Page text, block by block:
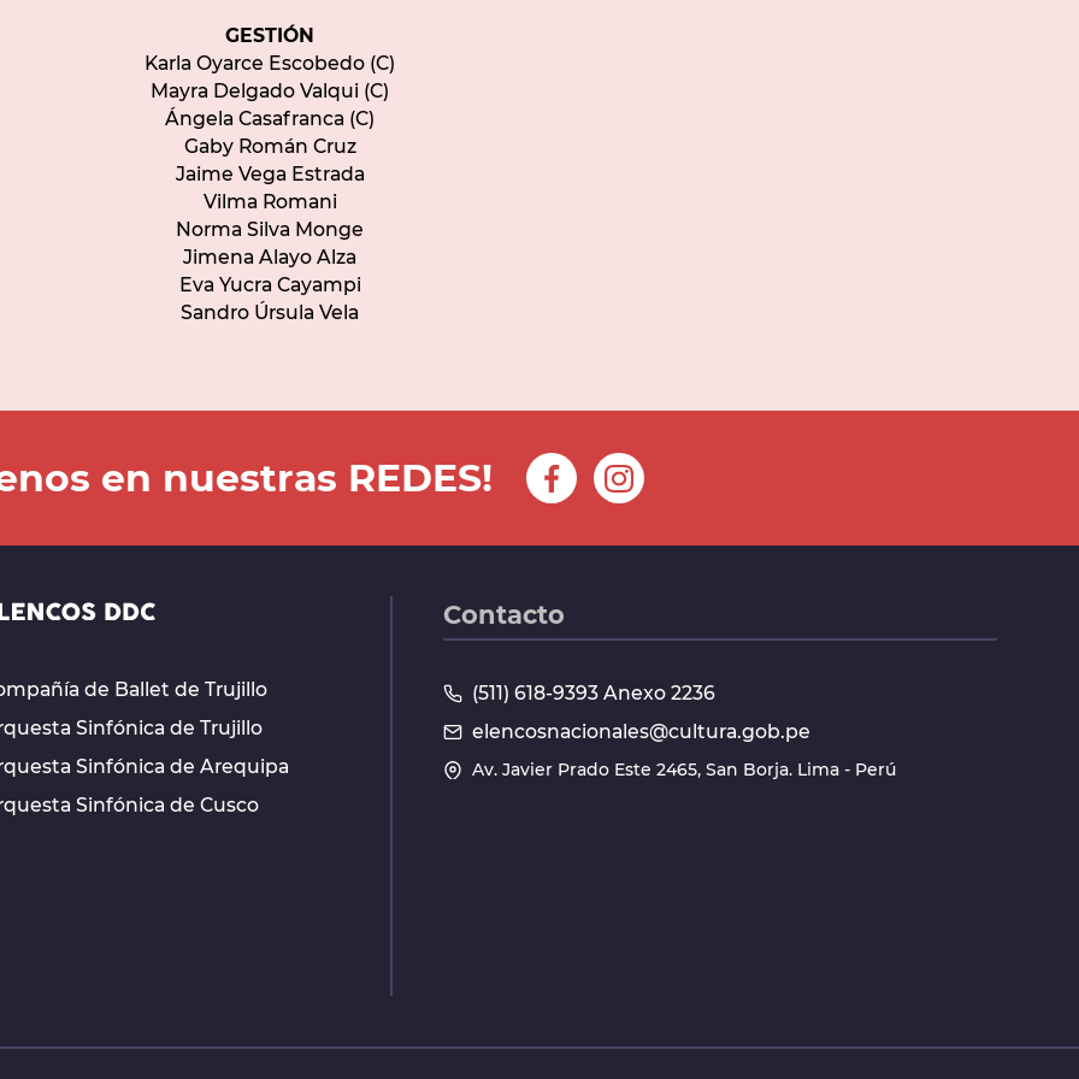
GESTIÓN
Karla Oyarce Escobedo (C)
Mayra Delgado Valqui (C)
Ángela Casafranca (C)
Gaby Román Cruz
Jaime Vega Estrada
Vilma Romani
Norma Silva Monge
Jimena Alayo Alza
Eva Yucra Cayampi
Sandro Úrsula Vela
en nuestras REDES!
de Ballet de Trujillo
Sinfónica de Trujillo
Sinfónica de Arequipa
Sinfónica de Cusco
Contacto
(511) 618-9393 Anexo 2236
elencosnacionales@cultura.gob.pe
Av. Javier Prado Este 2465, San Borja. Lima - Perú